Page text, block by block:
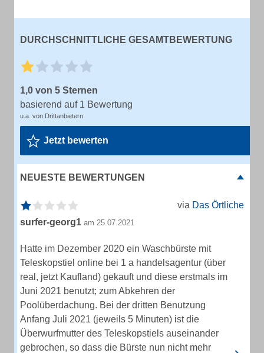
DURCHSCHNITTLICHE GESAMTBEWERTUNG
1,0 von 5 Sternen
basierend auf 1 Bewertung
u.a. von Drittanbietern
Jetzt bewerten
NEUESTE BEWERTUNGEN
via Das Örtliche
surfer-georg1 am 25.07.2021
Hatte im Dezember 2020 ein Waschbürste mit
Teleskopstiel online bei 1 a handelsagentur (über
real, jetzt Kaufland) gekauft und diese erstmals im
Juni 2021 benutzt; zum Abkehren der
Poolüberdachung. Bei der dritten Benutzung
Anfang Juli 2021 (jeweils 5 Minuten) ist die
Überwurfmutter des Teleskopstiels auseinander
gebrochen, so dass die Bürste nun nicht mehr